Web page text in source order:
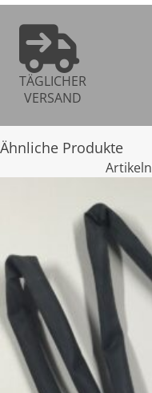
TÄGLICHER
VERSAND
Ähnliche Produkte